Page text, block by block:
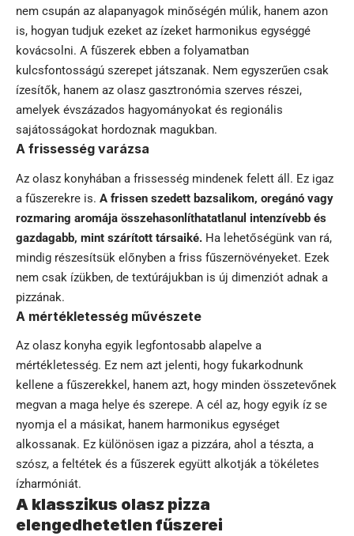
nem csupán az alapanyagok minőségén múlik, hanem azon
is, hogyan tudjuk ezeket az ízeket harmonikus egységgé
kovácsolni. A fűszerek ebben a folyamatban
kulcsfontosságú szerepet játszanak. Nem egyszerűen csak
ízesítők, hanem az olasz gasztronómia szerves részei,
amelyek évszázados hagyományokat és regionális
sajátosságokat hordoznak magukban.
A frissesség varázsa
Az olasz konyhában a frissesség mindenek felett áll. Ez igaz
a fűszerekre is. A frissen szedett bazsalikom, oregánó vagy
rozmaring aromája összehasonlíthatatlanul intenzívebb és
gazdagabb, mint szárított társaiké. Ha lehetőségünk van rá,
mindig részesítsük előnyben a friss fűszernövényeket. Ezek
nem csak ízükben, de textúrájukban is új dimenziót adnak a
pizzának.
A mértékletesség művészete
Az olasz konyha egyik legfontosabb alapelve a
mértékletesség. Ez nem azt jelenti, hogy fukarkodnunk
kellene a fűszerekkel, hanem azt, hogy minden összetevőnek
megvan a maga helye és szerepe. A cél az, hogy egyik íz se
nyomja el a másikat, hanem harmonikus egységet
alkossanak. Ez különösen igaz a pizzára, ahol a tészta, a
szósz, a feltétek és a fűszerek együtt alkotják a tökéletes
ízharmóniát.
A klasszikus olasz pizza
elengedhetetlen fűszerei